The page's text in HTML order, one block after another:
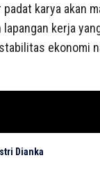
karya akan
kerja
ekonomi
Dianka